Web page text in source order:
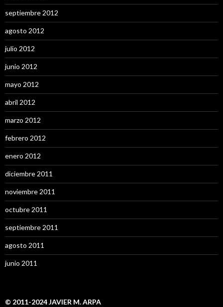
septiembre 2012
agosto 2012
julio 2012
junio 2012
mayo 2012
abril 2012
marzo 2012
febrero 2012
enero 2012
diciembre 2011
noviembre 2011
octubre 2011
septiembre 2011
agosto 2011
junio 2011
© 2011-2024 JAVIER M. ARPA